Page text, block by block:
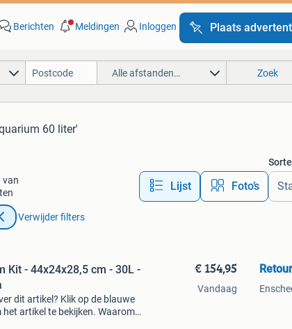
Berichten Meldingen Inloggen Plaats
Alle afstanden… Zoek
60 liter'
van
Lijst Foto’s
Verwijder filters
Kit - 44x24x28,5 cm - 30L -
dit artikel? Klik op de blauwe
het artikel te bekijken. Waarom
€ 154,95
Vandaag